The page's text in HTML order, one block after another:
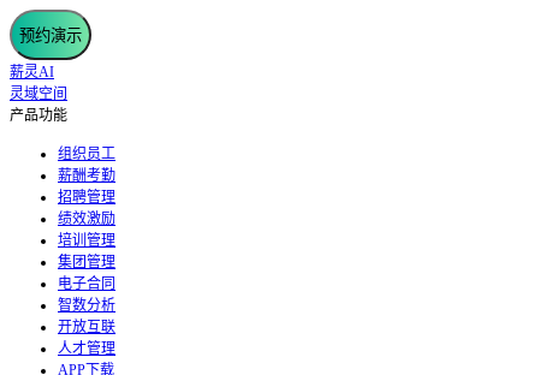
预约演示
薪灵AI
灵域空间
产品功能
组织员工
薪酬考勤
招聘管理
绩效激励
培训管理
集团管理
电子合同
智数分析
开放互联
人才管理
APP下载